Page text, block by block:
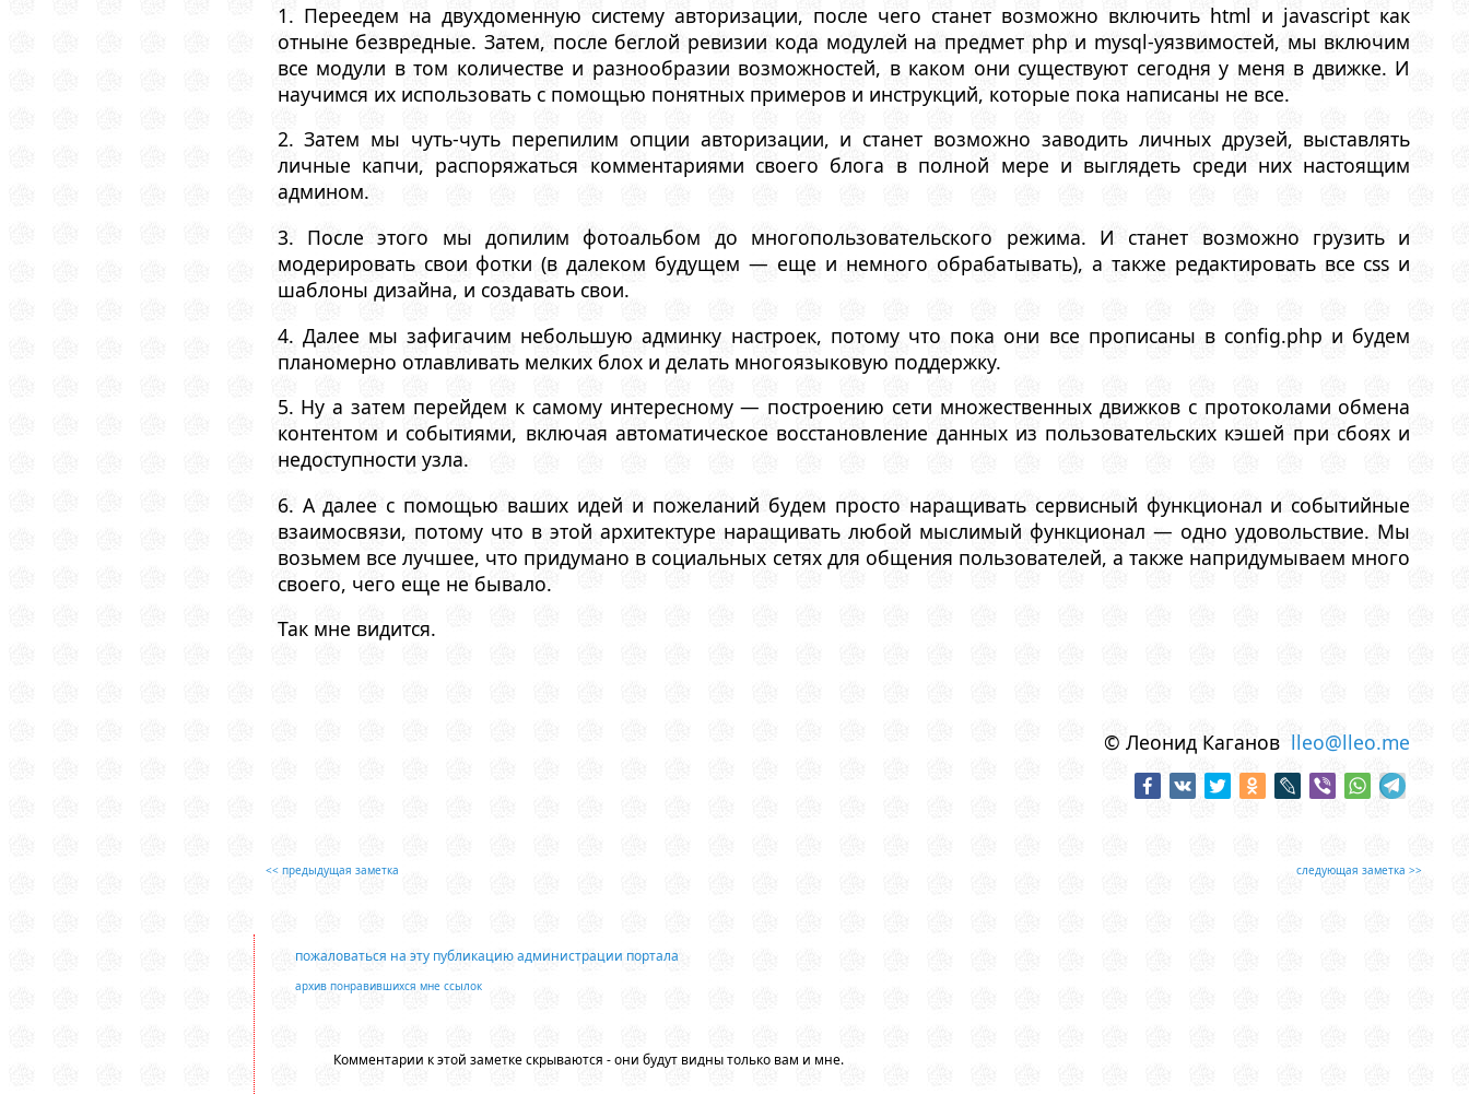
1. Переедем на двухдоменную систему авторизации, после чего станет возможно включить html и javascript как
отныне безвредные. Затем, после беглой ревизии кода модулей на предмет php и mysql-уязвимостей, мы включим
все модули в том количестве и разнообразии возможностей, в каком они существуют сегодня у меня в движке. И
научимся их использовать с помощью понятных примеров и инструкций, которые пока написаны не все.
2. Затем мы чуть-чуть перепилим опции авторизации, и станет возможно заводить личных друзей, выставлять
личные капчи, распоряжаться комментариями своего блога в полной мере и выглядеть среди них настоящим
админом.
3. После этого мы допилим фотоальбом до многопользовательского режима. И станет возможно грузить и
модерировать свои фотки (в далеком будущем — еще и немного обрабатывать), а также редактировать все css и
шаблоны дизайна, и создавать свои.
4. Далее мы зафигачим небольшую админку настроек, потому что пока они все прописаны в config.php и будем
планомерно отлавливать мелких блох и делать многоязыковую поддержку.
5. Ну а затем перейдем к самому интересному — построению сети множественных движков с протоколами обмена
контентом и событиями, включая автоматическое восстановление данных из пользовательских кэшей при сбоях и
недоступности узла.
6. А далее с помощью ваших идей и пожеланий будем просто наращивать сервисный функционал и событийные
взаимосвязи, потому что в этой архитектуре наращивать любой мыслимый функционал — одно удовольствие. Мы
возьмем все лучшее, что придумано в социальных сетях для общения пользователей, а также напридумываем много
своего, чего еще не бывало.
Так мне видится.
© Леонид Каганов lleo@lleo.me
<< предыдущая заметка следующая заметка >>
пожаловаться на эту публикацию администрации портала
архив понравившихся мне ссылок
Комментарии к этой заметке скрываются - они будут видны только вам и мне.